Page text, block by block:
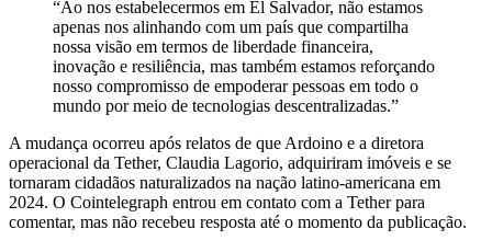
“Ao nos estabelecermos em El Salvador, não estamos
apenas nos alinhando com um país que compartilha
nossa visão em termos de liberdade financeira,
inovação e resiliência, mas também estamos reforçando
nosso compromisso de empoderar pessoas em todo o
mundo por meio de tecnologias descentralizadas.”
A mudança ocorreu após relatos de que Ardoino e a diretora
operacional da Tether, Claudia Lagorio, adquiriram imóveis e se
tornaram cidadãos naturalizados na nação latino-americana em
2024. O Cointelegraph entrou em contato com a Tether para
comentar, mas não recebeu resposta até o momento da publicação.